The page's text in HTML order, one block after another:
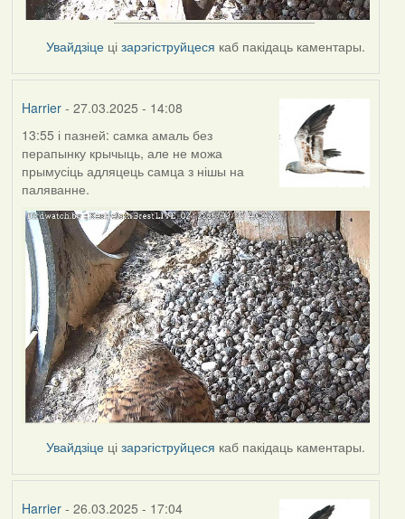
Увайдзіце цізарэгіструйцеся каб пакідаць каментары.
Harrier- 27.03.2025 - 14:08
13:55 і пазней: самка амаль без
перапынку крычыць, але не можа
прымусіць адляцець самца з нішы на
паляванне.
Увайдзіце цізарэгіструйцеся каб пакідаць каментары.
Harrier- 26.03.2025 - 17:04